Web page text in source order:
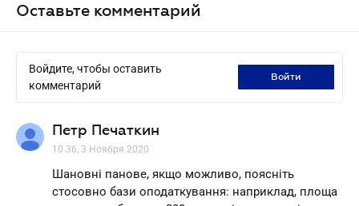
Оставьте комментарий
Войдите, чтобы оставить
комментарий
войти
Петр Печаткин
10.36, 3 Ноября 2020
Шановні панове, якщо можливо, поясніть
стосовно бази оподаткування: наприклад, площа